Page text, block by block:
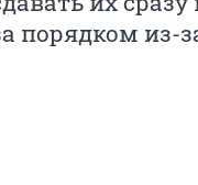
порядком из-